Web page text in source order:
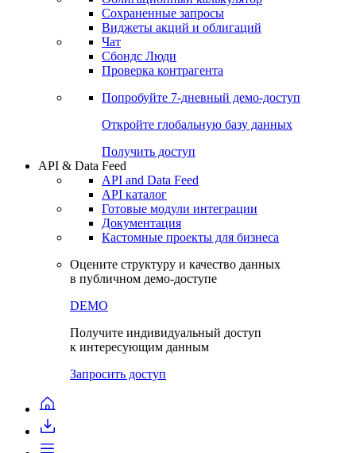
Сохраненные запросы
Виджеты акций и облигаций
Чат
Сбондс Люди
Проверка контрагента
Попробуйте 7-дневный демо-доступ
Откройте глобальную базу данных
Получить доступ
API & Data Feed
API and Data Feed
API каталог
Готовые модули интеграции
Документация
Кастомные проекты для бизнеса
Оцените структуру и качество данных
в публичном демо-доступе
DEMO
Получите индивидуальный доступ
к интересующим данным
Запросить доступ